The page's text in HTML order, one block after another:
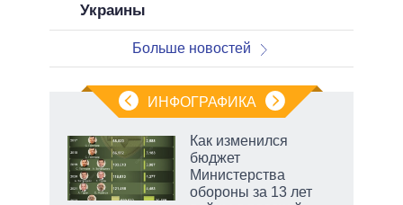
Украины
Больше новостей
ИНФОГРАФИКА
Как изменился
бюджет
Министерства
обороны за 13 лет